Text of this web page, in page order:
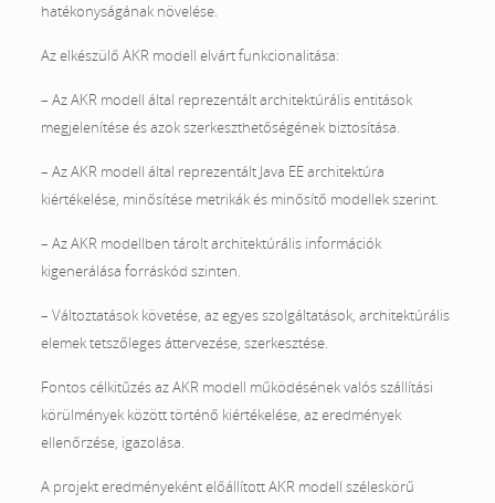
hatékonyságának növelése.
Az elkészülő AKR modell elvárt funkcionalitása:
– Az AKR modell által reprezentált architektúrális entitások
megjelenítése és azok szerkeszthetőségének biztosítása.
– Az AKR modell által reprezentált Java EE architektúra
kiértékelése, minősítése metrikák és minősítő modellek szerint.
– Az AKR modellben tárolt architektúrális információk
kigenerálása forráskód szinten.
– Változtatások követése, az egyes szolgáltatások, architektúrális
elemek tetszőleges áttervezése, szerkesztése.
Fontos célkitűzés az AKR modell működésének valós szállítási
körülmények között történő kiértékelése, az eredmények
ellenőrzése, igazolása.
A projekt eredményeként előállított AKR modell széleskörű